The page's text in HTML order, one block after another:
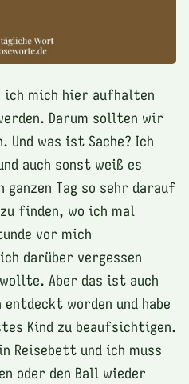
ich mich hier aufhalten
Darum sollten wir
Und was ist Sache? Ich
auch sonst weiß es
ganzen Tag so sehr darauf
finden, wo ich mal
vor mich
darüber vergessen
Aber das ist auch
worden und habe
Kind zu beaufsichtigen.
Reisebett und ich muss
oder den Ball wieder